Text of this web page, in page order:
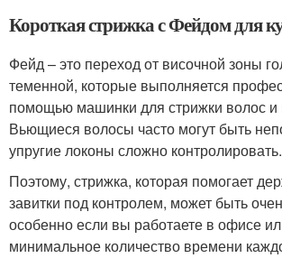
Короткая стрижка с Фейдом для
Фейд – это переход от височной зоны
теменной, которые выполняется
помощью машинки для стрижки волос и
Вьющиеся волосы часто могут быть
упругие локоны сложно контролировать.
Поэтому, стрижка, которая помогает
завитки под контролем, может быть
особенно если вы работаете в офисе
минимальное количество времени